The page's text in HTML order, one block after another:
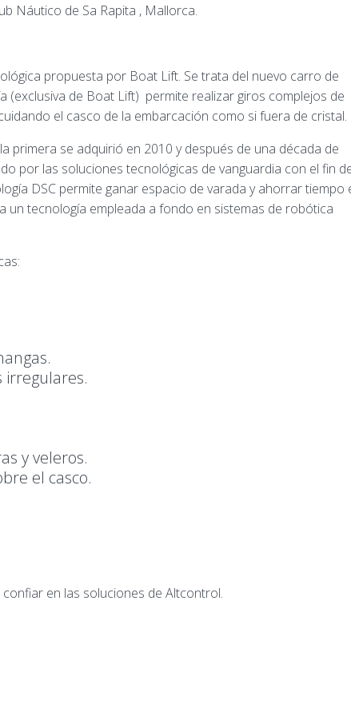
Náutico de Sa Rapita , Mallorca.
propuesta por Boat Lift. Se trata del nuevo carro de
(exclusiva de Boat Lift) permite realizar giros complejos de
el casco de la embarcación como si fuera de cristal.
primera se adquirió en 2010 y después de una década de
por las soluciones tecnológicas de vanguardia con el fin
DSC permite ganar espacio de varada y ahorrar tiempo
un tecnología empleada a fondo en sistemas de robótica
y veleros.
el casco.
en las soluciones de Altcontrol.